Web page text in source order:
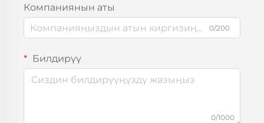
Компаниянын аты
0/200
Билдирүү
0/1000